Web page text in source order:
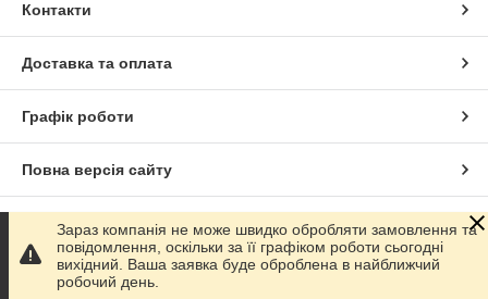
Контакти
Доставка та оплата
Графік роботи
Повна версія сайту
Сайт створено на маркетплейсіProm.ua
Політика конфіденційності
Зараз компанія не може швидко обробляти замовлення та
повідомлення, оскільки за її графіком роботи сьогодні
вихідний. Ваша заявка буде оброблена в найближчий
робочий день.